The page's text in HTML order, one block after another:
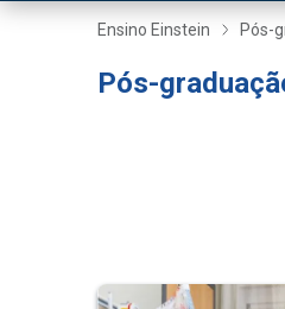
Ensino Einstein Pós-
Pós-